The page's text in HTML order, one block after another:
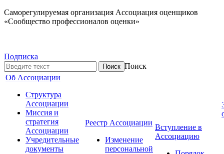
Саморегулируемая организация Ассоциация оценщиков
«Сообщество профессионалов оценки»
Подписка
Поиск
Об Ассоциации
Структура
Ассоциации
Миссия и
стратегия
Ассоциации
Учредительные
документы
Реестр Ассоциации
Изменение
персональной
Вступление в
Ассоциацию